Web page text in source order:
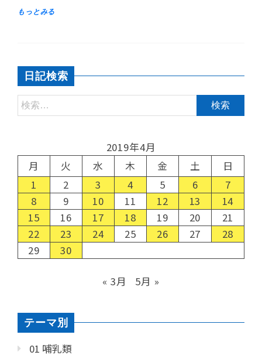
日記検索
2019年4月
月
火 水 木 金 土
日
1
2 3 4 5 6
7
8
9 10 11 12 13
14
15
16 17 18 19 20
21
22
23 24 25 26 27
28
29
30
« 3月 5月 »
テーマ別
01 哺乳類